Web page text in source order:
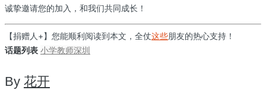
诚挚邀请您的加入，和我们共同成长！
【捐赠人+】您能顺利阅读到本文，全仗这些朋友的热心支持！
话题列表 小学教师深圳
By 花开